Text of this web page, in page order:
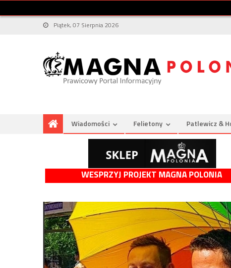
Piątek, 07 Sierpnia 2026
Wiadomości Felietony Patlewicz &
WESPRZYJ PROJEKT MAGNA POLONIA